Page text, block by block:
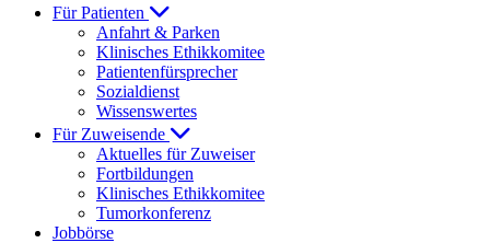
Für Patienten
Anfahrt & Parken
Klinisches Ethikkomitee
Patientenfürsprecher
Sozialdienst
Wissenswertes
Für Zuweisende
Aktuelles für Zuweiser
Fortbildungen
Klinisches Ethikkomitee
Tumorkonferenz
Jobbörse